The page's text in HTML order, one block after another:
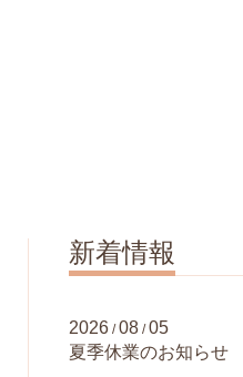
新着情報
2026 /08 /05
夏季休業のお知らせ